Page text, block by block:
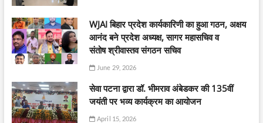
WJAI बिहार प्रदेश कार्यकारिणी का हुआ गठन, अक्षय
आनंद बने प्रदेश अध्यक्ष, सागर महासचिव व
संतोष श्रीवास्तव संगठन सचिव
June 29, 2026
सेवा पटना द्वारा डॉ. भीमराव अंबेडकर की 135वीं
जयंती पर भव्य कार्यक्रम का आयोजन
April 15, 2026